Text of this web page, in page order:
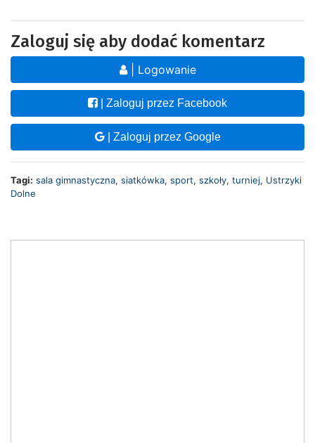
Zaloguj się aby dodać komentarz
| Logowanie
| Zaloguj przez Facebook
| Zaloguj przez Google
Tagi: sala gimnastyczna, siatkówka, sport, szkoły, turniej, Ustrzyki
Dolne